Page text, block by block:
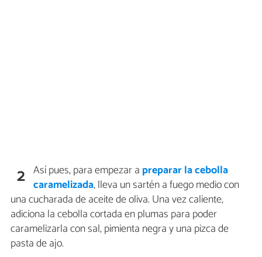
2 Así pues, para empezar a preparar la cebolla
caramelizada, lleva un sartén a fuego medio con
una cucharada de aceite de oliva. Una vez caliente,
adiciona la cebolla cortada en plumas para poder
caramelizarla con sal, pimienta negra y una pizca de
pasta de ajo.